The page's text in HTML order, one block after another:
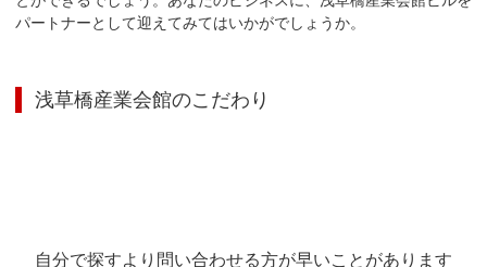
パートナーとして迎えてみてはいかがでしょうか。
浅草橋産業会館のこだわり
自分で探すより問い合わせる方が早いことがあります